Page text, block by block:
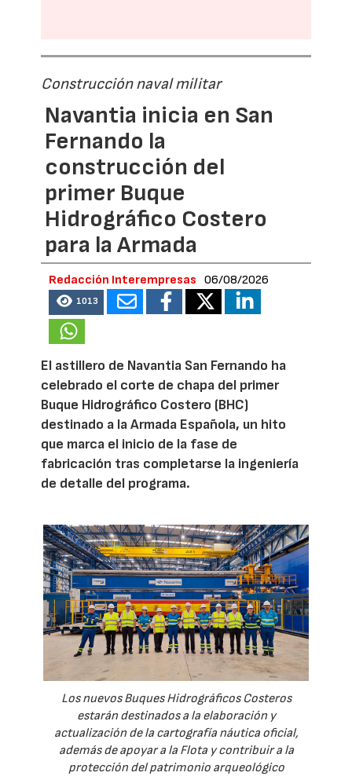
Construcción naval militar
Navantia inicia en San
Fernando la
construcción del
primer Buque
Hidrográfico Costero
para la Armada
Redacción Interempresas 06/08/2026
1013
El astillero de Navantia San Fernando ha
celebrado el corte de chapa del primer
Buque Hidrográfico Costero (BHC)
destinado a la Armada Española, un hito
que marca el inicio de la fase de
fabricación tras completarse la ingeniería
de detalle del programa.
Los nuevos Buques Hidrográficos Costeros
estarán destinados a la elaboración y
actualización de la cartografía náutica oficial,
además de apoyar a la Flota y contribuir a la
protección del patrimonio arqueológico